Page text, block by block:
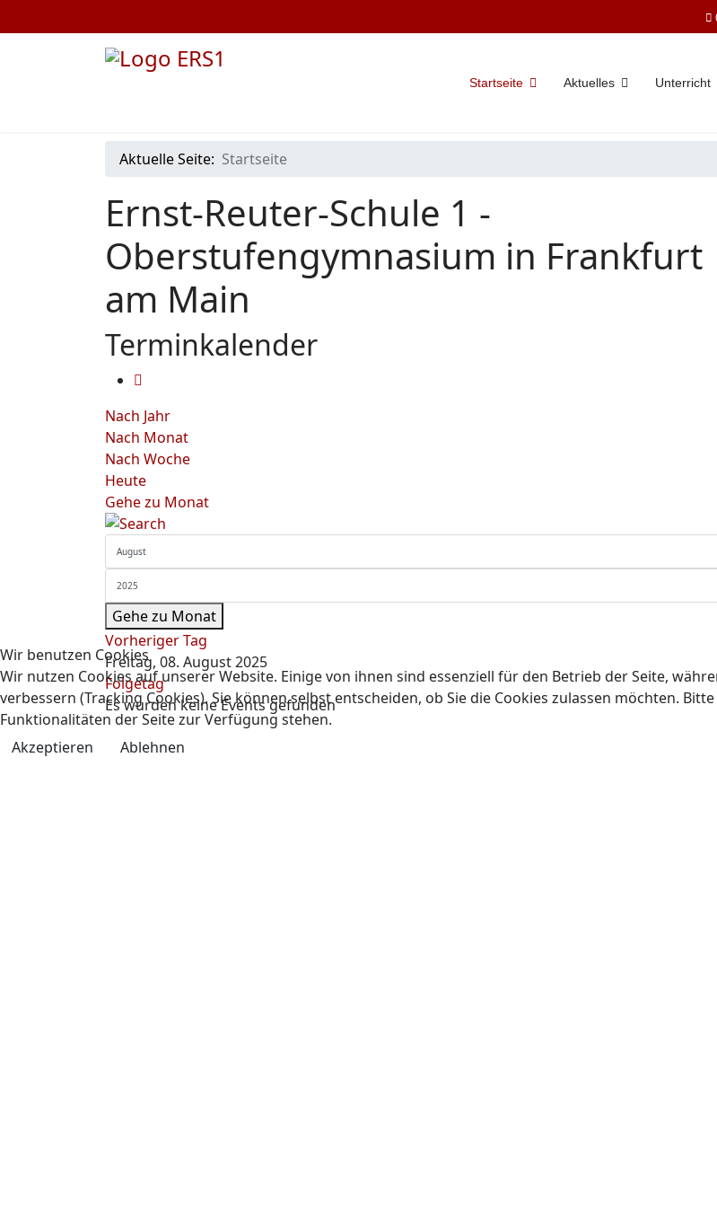
Startseite Aktuelles Unterricht
Aktuelle Seite: Startseite
Ernst-Reuter-Schule 1 -
Oberstufengymnasium in Frankfurt
am Main
Terminkalender
Nach Jahr
Nach Monat
Nach Woche
Heute
Gehe zu Monat
Gehe zu Monat
Vorheriger Tag
Freitag, 08. August 2025
Folgetag
Es wurden keine Events gefunden
Wir benutzen Cookies
Wir nutzen Cookies auf unserer Website. Einige von ihnen sind essenziell für den Betrieb der Seite,
verbessern (Tracking Cookies). Sie können selbst entscheiden, ob Sie die Cookies zulassen möchten.
Funktionalitäten der Seite zur Verfügung stehen.
Akzeptieren
Ablehnen